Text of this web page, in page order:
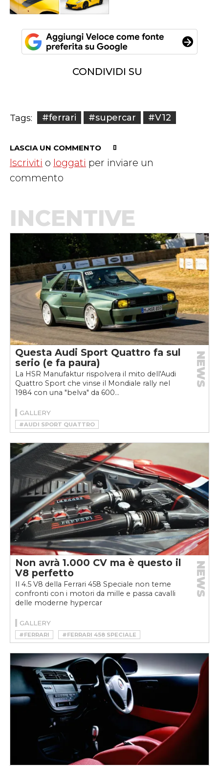
CONDIVIDI SU
Tags: #ferrari #supercar #V12
LASCIA UN COMMENTO
Iscriviti o loggati per inviare un
commento
INCENTIVE
Questa Audi Sport Quattro fa sul
serio (e fa paura)
La HSR Manufaktur rispolvera il mito dell'Audi
Quattro Sport che vinse il Mondiale rally nel
1984 con una "belva" da 600...
NEWS
GALLERY
#AUDI SPORT QUATTRO
#HSR MANUFAKTUR
#RESTOMOD
Non avrà 1.000 CV ma è questo il
V8 perfetto
Il 4.5 V8 della Ferrari 458 Speciale non teme
confronti con i motori da mille e passa cavalli
delle moderne hypercar
NEWS
GALLERY
#FERRARI #FERRARI 458 SPECIALE